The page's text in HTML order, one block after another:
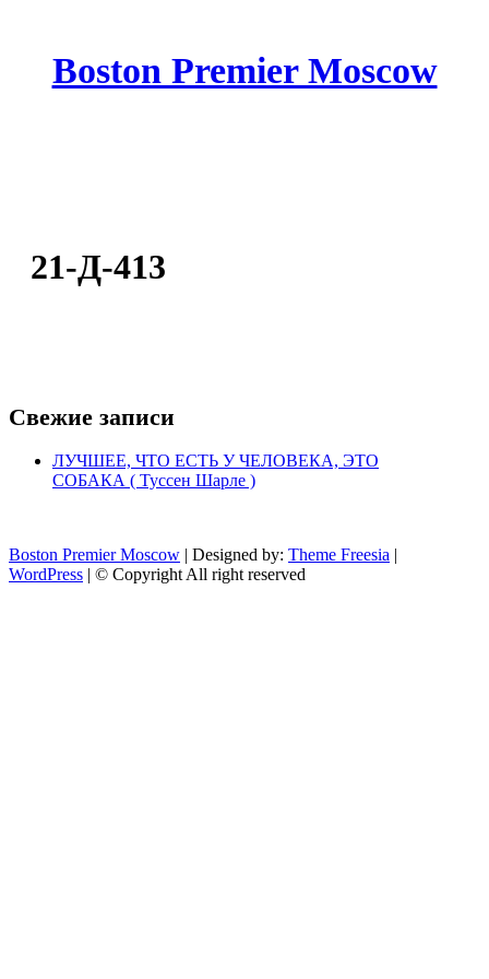
Boston Premier Moscow
21-Д-413
Свежие записи
ЛУЧШЕЕ, ЧТО ЕСТЬ У ЧЕЛОВЕКА, ЭТО
СОБАКА ( Туссен Шарле )
Boston Premier Moscow | Designed by: Theme Freesia |
WordPress | © Copyright All right reserved